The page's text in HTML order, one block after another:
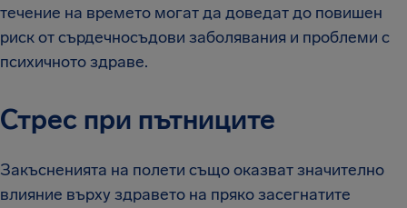
течение на времето могат да доведат до повишен
риск от сърдечносъдови заболявания и проблеми с
психичното здраве.
Стрес при пътниците
Закъсненията на полети също оказват значително
влияние върху здравето на пряко засегнатите